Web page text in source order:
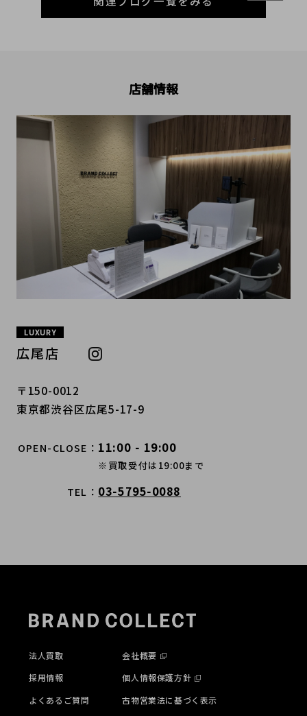
店舗情報
LUXURY
広尾店
〒150-0012
東京都渋谷区広尾5-17-9
OPEN-CLOSE 11:00 - 19:00
※買取受付は19:00まで
TEL 03-5795-0088
法人買取
採用情報
よくあるご質問
会社概要
個人情報保護方針
古物営業法に基づく表示